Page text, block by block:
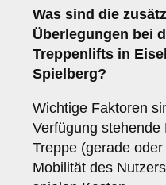
Was sind die
Überlegungen bei
Treppenlifts in
Spielberg?
Wichtige Faktoren
Verfügung stehende
Treppe (gerade
Mobilität des